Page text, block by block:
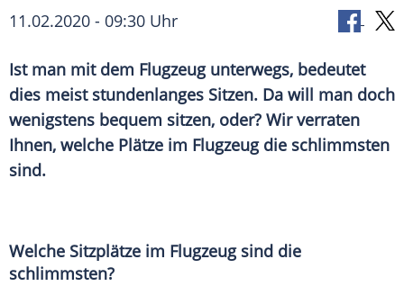
11.02.2020 - 09:30 Uhr
Ist man mit dem Flugzeugunterwegs, bedeutet
dies meist stundenlanges Sitzen. Da will man doch
wenigstens bequem sitzen, oder? Wir verraten
Ihnen, welche Plätze im Flugzeugdie schlimmsten
sind.
Welche Sitzplätze im Flugzeug sind die
schlimmsten?